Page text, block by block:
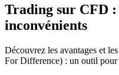
Trading sur CFD :
inconvénients
Découvrez les avantages et
For Difference) : un outil pour